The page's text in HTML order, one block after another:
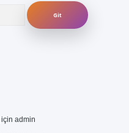
için admin